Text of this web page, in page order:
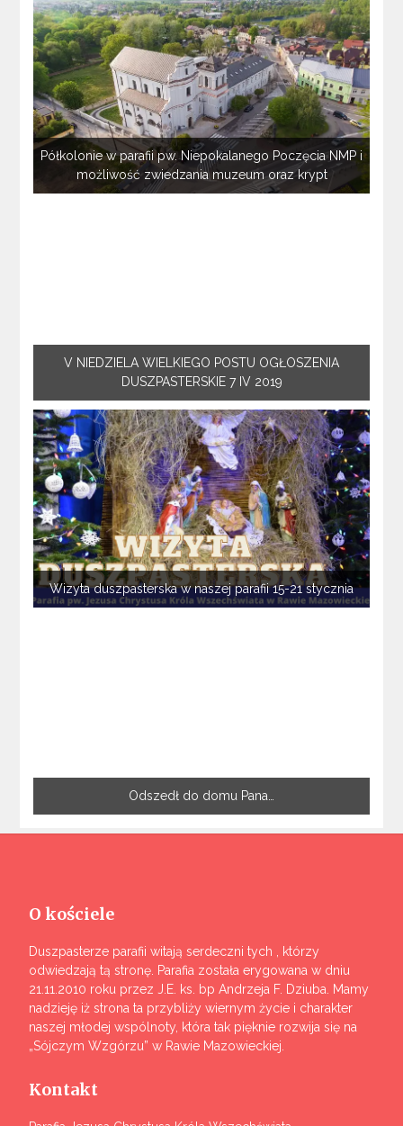
Półkolonie w parafii pw. Niepokalanego Poczęcia NMP i
możliwość zwiedzania muzeum oraz krypt
V NIEDZIELA WIELKIEGO POSTU OGŁOSZENIA
DUSZPASTERSKIE 7 IV 2019
Wizyta duszpasterska w naszej parafii 15-21 stycznia
Odszedł do domu Pana…
O kościele
Duszpasterze parafii witają serdeczni tych , którzy
odwiedzają tą stronę. Parafia została erygowana w dniu
21.11.2010 roku przez J.E. ks. bp Andrzeja F. Dziuba. Mamy
nadzieję iż strona ta przybliży wiernym życie i charakter
naszej młodej wspólnoty, która tak pięknie rozwija się na
„Sójczym Wzgórzu” w Rawie Mazowieckiej.
Kontakt